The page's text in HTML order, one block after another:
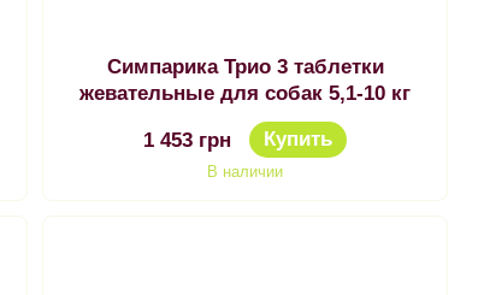
Симпарика Трио 3 таблетки
жевательные для собак 5,1-10 кг
1 453 грн Купить
В наличии